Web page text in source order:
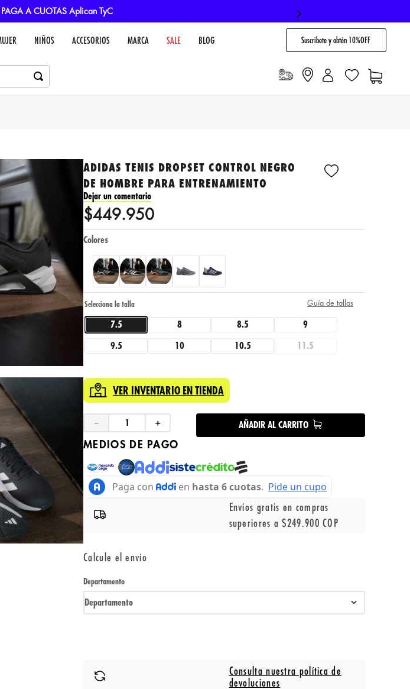
A CUOTAS Aplican TyC
NIÑOS ACCESORIOS MARCA SALE BLOG Suscribete y obtén 10%OFF
ADIDAS TENIS DROPSET CONTROL NEGRO
DE HOMBRE PARA ENTRENAMIENTO
Dejar un comentario
$449.950
Colores
7.5 8 8.5 9
9.5 10 10.5 11.5
Guía de tallas
VER INVENTARIO EN TIENDA
＋
－ AÑADIR AL CARRITO
MEDIOS DE PAGO
Envíos gratis en compras
superiores a $249.900 COP
Calcule el envío
Departamento
Departamento
Consulta nuestra política de
devoluciones